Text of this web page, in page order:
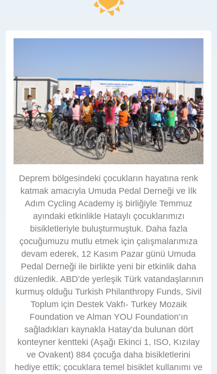
Deprem bölgesindeki çocukların hayatına renk
katmak amacıyla Umuda Pedal Derneği ve İlk
Adım Cycling Academy iş birliğiyle Temmuz
ayındaki etkinlikle Hataylı çocuklarımızı
bisikletleriyle buluşturmuştuk. Daha fazla
çocuğumuzu mutlu etmek için çalışmalarımıza
devam ederek, 12 Kasım Pazar günü Umuda
Pedal Derneği ile birlikte yeni bir etkinlik daha
düzenledik. ABD’de yerleşik Türk vatandaşlarının
kurmuş olduğu Turkish Philanthropy Funds, Sivil
Toplum için Destek Vakfı- Turkey Mozaik
Foundation ve Alman YOU Foundation’ın
sağladıkları kaynakla Hatay’da bulunan dört
konteyner kentteki (Aşağı Ekinci 1, ISO, Kızılay
ve Ovakent) 884 çocuğa daha bisikletlerini
hediye ettik; çocuklara temel bisiklet kullanımı ve